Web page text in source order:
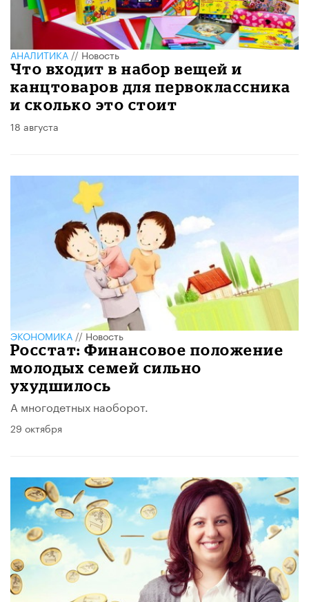
АНАЛИТИКА//Новость
Что входит в набор вещей и
канцтоваров для первоклассника
и сколько это стоит
18 августа
ЭКОНОМИКА //Новость
Росстат: Финансовое положение
молодых семей сильно
ухудшилось
А многодетных наоборот.
29 октября